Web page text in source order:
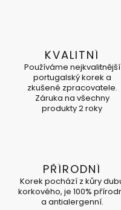
KVALITNÍ
Používáme nejkvalitnější
portugalský korek a
zkušené zpracovatele.
Záruka na všechny
produkty 2 roky
PŘÍRODNÍ
Korek pochází z kůry
korkového, je 100%
a antialergenní.